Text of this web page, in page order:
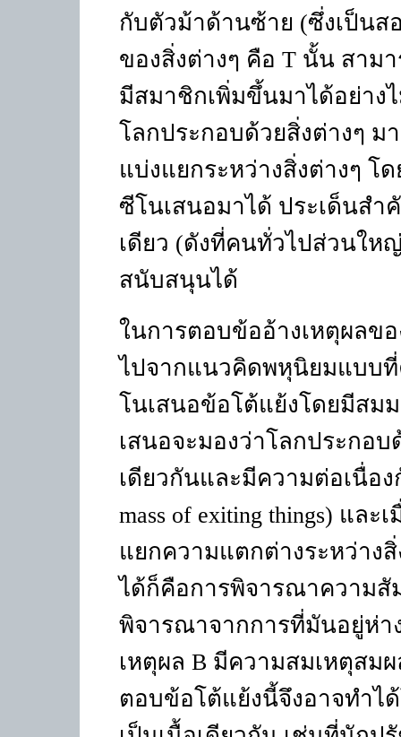
กับตัวม้าด้านซ้าย (ซึ่งเป็นส
ของสิ่งต่างๆ คือ T นั้น สาม
มีสมาชิกเพิ่มขึ้นมาได้อย่าง
โลกประกอบด้วยสิ่งต่างๆ ม
แบ่งแยกระหว่างสิ่งต่างๆ โ
ซีโนเสนอมาได้ ประเด็นส
เดียว (ดังที่คนทั่วไปส่วนให
สนับสนุนได้
ในการตอบข้ออ้างเหตุผลข
ไปจากแนวคิดพหุนิยมแบบ
โนเสนอข้อโต้แย้งโดยมีสม
เสนอจะมองว่าโลกประกอ
เดียวกันและมีความต่อเนื่อ
mass of exiting things) และ
แยกความแตกต่างระหว่าง
ได้ก็คือการพิจารณาความสั
พิจารณาจากการที่มันอยู่ห่า
เหตุผล B มีความสมเหตุสม
ตอบข้อโต้แย้งนี้จึงอาจทำไ